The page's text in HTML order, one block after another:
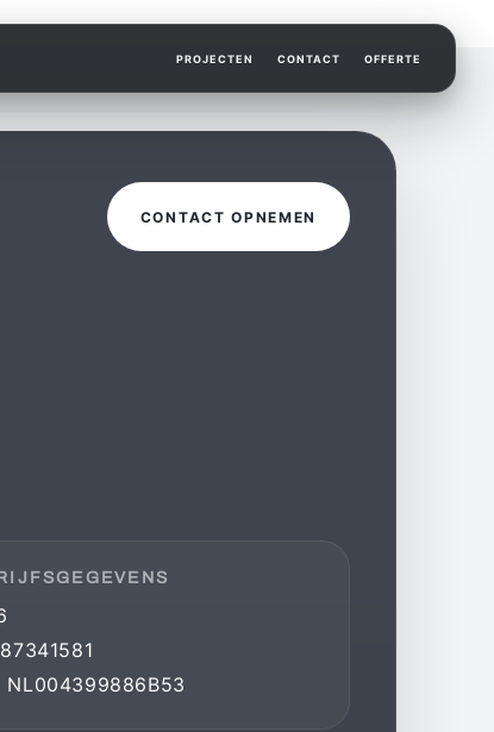
PROJECTEN CONTACT OFFERTE
CONTACT OPNEMEN
NL004399886B53